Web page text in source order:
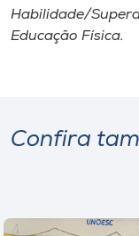
Habilidade/
Educação Física.
Confira